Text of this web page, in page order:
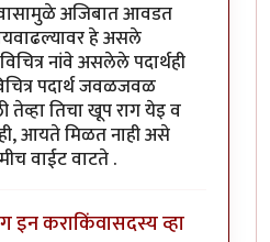
वासामुळे अजिबात आवडत
हे असले
नांवे असलेले पदार्थही
पदार्थ जवळजवळ
तेव्हा तिचा खूप राग येइ व
आयते मिळत नाही असे
वाईट वाटते .
इन कराकिंवासदस्य व्हा